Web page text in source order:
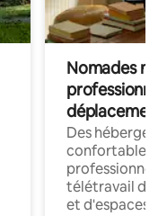
Nomades
déplacement
Des
confortables
professionnels
télétravail
et d'espaces